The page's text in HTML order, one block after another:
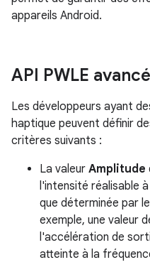
appareils Android.
API PWLE
Les développeurs ayant
haptique peuvent définir
critères suivants :
La valeur Amplitude
l'intensité réalisable
que déterminée par
exemple, une valeur
l'accélération de
atteinte à la